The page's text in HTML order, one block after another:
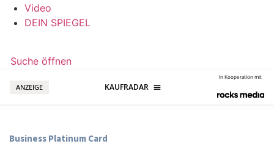
Video
DEIN SPIEGEL
Suche öffnen
ANZEIGE
In Kooperation mit
Business Platinum Card